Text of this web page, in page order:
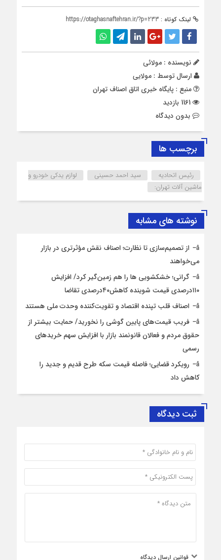
لینک کوتاه : https://otaghasnaftehran.ir/?p=233
نویسنده : مولائی
ارسال توسط : مولایی
منبع : پایگاه خبری اتاق اصناف تهران
بدون دیدگاه
برچسب ها
رئیس اتحادیه سید احمد حسینی
لوازم یدکی خودرو و
ماشین آلات تهران:
نوشته های مشابه
از تصمیم‌سازی تا نظارت؛ اصناف نقش مؤثرتری در بازار
می‌خواهند
گرانی؛ خشکشویی‌ ها را هم زمین‌گیر کرد/ افزایش
۱۱۰درصدی قیمت شوینده کاهش۴۰درصدی تقاضا
اصناف قلب تپنده اقتصاد و تقویت‌کننده وحدت ملی هستند
فریب قیمت‌های پایین گوشی را نخورید/ حمایت بیشتر از
حقوق مردم و فعالان قانونمند بازار با افزایش سهم خریدهای
رسمی
رویکرد قضایی؛ فاصله قیمت سکه طرح قدیم و جدید را
کاهش داد
ثبت دیدگاه
قوانین ارسال دیدگاه